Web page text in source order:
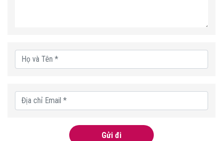
Gửi đi